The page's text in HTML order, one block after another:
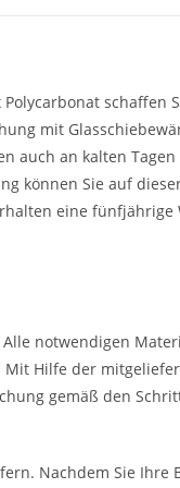
schaffen
mit
auch an kalten Tagen
können Sie auf
eine fünfjährige
notwendigen
Mit Hilfe der
gemäß den
Nachdem Sie Ihre